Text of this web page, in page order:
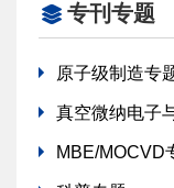
专刊专题
原子级制造专
真空微纳电子
MBE/MOCVD